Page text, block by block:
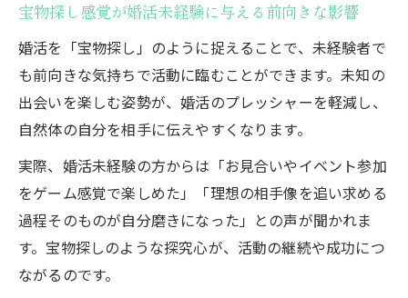
安心して学べる婚活未経験向けの無料相談
体験
婚活未経験でも参加しやすい武蔵野市のイ
ベント
婚活未経験だから知っておきたい成功のコツ
婚活未経験者が抑えるべき成功への第一歩
宝物探しのように挑む婚活未経験の心得と
は
婚活未経験でも実践しやすいパートナー選
宝物探し感覚が婚活未経験に与える前向きな影響
婚活を「宝物探し」のように捉えることで、未経験者で
も前向きな気持ちで活動に臨むことができます。未知の
出会いを楽しむ姿勢が、婚活のプレッシャーを軽減し、
自然体の自分を相手に伝えやすくなります。
実際、婚活未経験の方からは「お見合いやイベント参加
をゲーム感覚で楽しめた」「理想の相手像を追い求める
過程そのものが自分磨きになった」との声が聞かれま
す。宝物探しのような探究心が、活動の継続や成功につ
ながるのです。